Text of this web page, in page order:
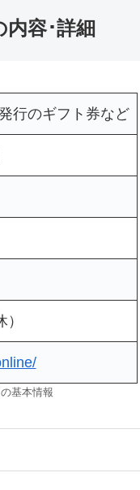
容･詳細
行のギフト券など
基本情報